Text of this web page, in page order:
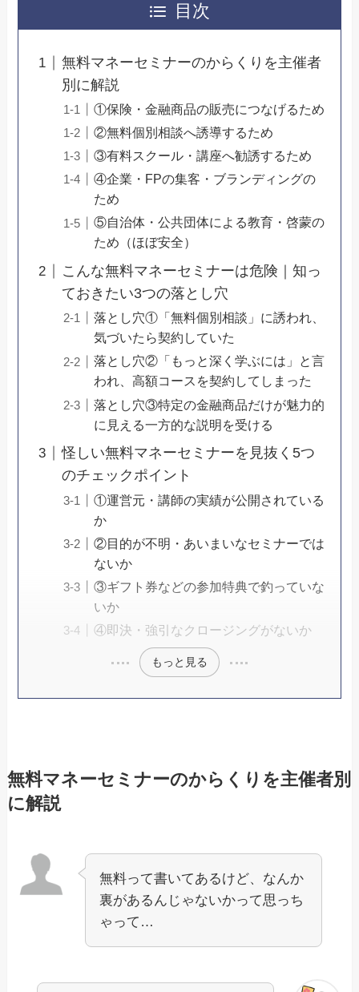
目次
無料マネーセミナーのからくりを主催者
別に解説
①保険・金融商品の販売につなげるため
②無料個別相談へ誘導するため
③有料スクール・講座へ勧誘するため
④企業・FPの集客・ブランディングの
ため
⑤自治体・公共団体による教育・啓蒙の
ため（ほぼ安全）
こんな無料マネーセミナーは危険｜知っ
ておきたい3つの落とし穴
落とし穴①「無料個別相談」に誘われ、
気づいたら契約していた
落とし穴②「もっと深く学ぶには」と言
われ、高額コースを契約してしまった
落とし穴③特定の金融商品だけが魅力的
に見える一方的な説明を受ける
怪しい無料マネーセミナーを見抜く5つ
のチェックポイント
①運営元・講師の実績が公開されている
か
②目的が不明・あいまいなセミナーでは
ないか
③ギフト券などの参加特典で釣っていな
いか
④即決・強引なクロージングがないか
もっと見る
無料マネーセミナーのからくりを主催者別
に解説
無料って書いてあるけど、なんか
裏があるんじゃないかって思っち
ゃって…